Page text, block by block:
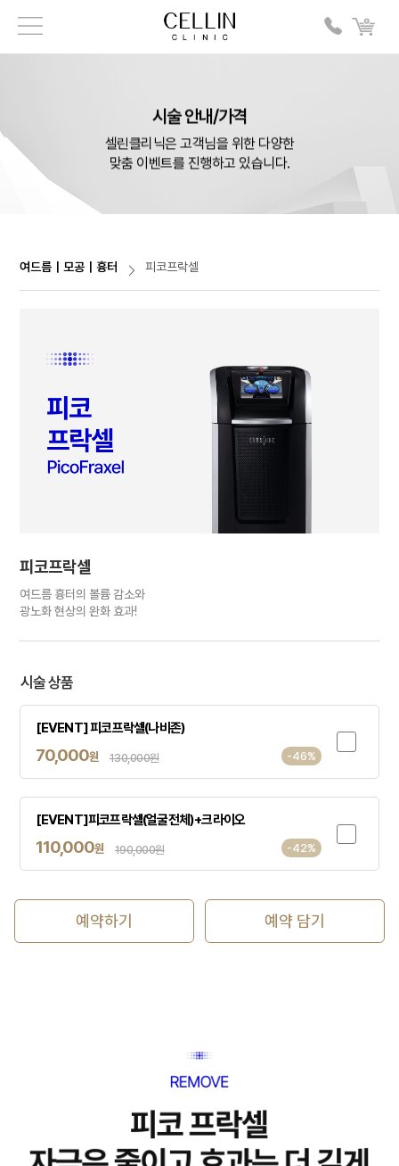
시술 안내/가격
셀린클리닉은 고객님을 위한 다양한
맞춤 이벤트를 진행하고 있습니다.
여드름｜모공｜흉터 피코프락셀
피코프락셀
여드름 흉터의 볼륨 감소와
광노화 현상의 완화 효과!
시술 상품
[EVENT] 피코프락셀(나비존)
70,000원 130,000원 -46%
[EVENT]피코프락셀(얼굴전체)+크라이오
110,000원 190,000원 -42%
예약하기 예약 담기